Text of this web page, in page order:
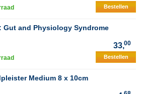
Bestellen
Gut and Physiology Syndrome
33,00
Bestellen
Medium 8 x 10cm